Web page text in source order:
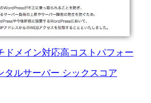
ドメイン対応高コストパフォー
タルサーバー シックスコア